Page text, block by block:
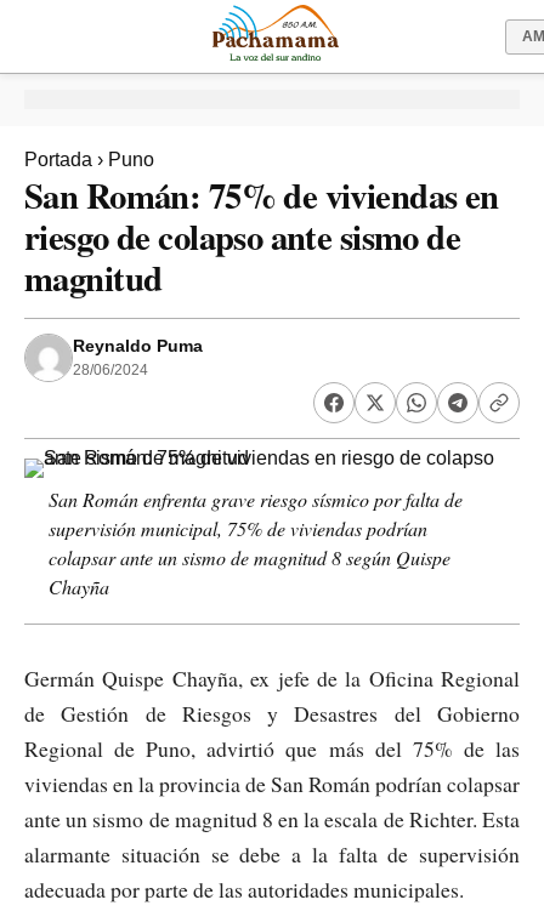
Portada › Puno
San Román: 75% de viviendas en
riesgo de colapso ante sismo de
magnitud
Reynaldo Puma
28/06/2024
San Román enfrenta grave riesgo sísmico por falta de
supervisión municipal, 75% de viviendas podrían
colapsar ante un sismo de magnitud 8 según Quispe
Chayña
Germán Quispe Chayña, ex jefe de la Oficina Regional
de Gestión de Riesgos y Desastres del Gobierno
Regional de Puno, advirtió que más del 75% de las
viviendas en la provincia de San Román podrían colapsar
ante un sismo de magnitud 8 en la escala de Richter. Esta
alarmante situación se debe a la falta de supervisión
adecuada por parte de las autoridades municipales.